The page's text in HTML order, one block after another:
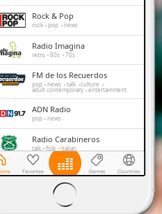
Rock & Pop
rock pop news
Radio Imagina
retro 80s 70s
FM de los Recuerdos
pop news talk culture
adult contemporary entertainment
ADN Radio
pop news
Radio Carabineros
talk folk italian
Radio Corazón
pop
Play FM
news talk